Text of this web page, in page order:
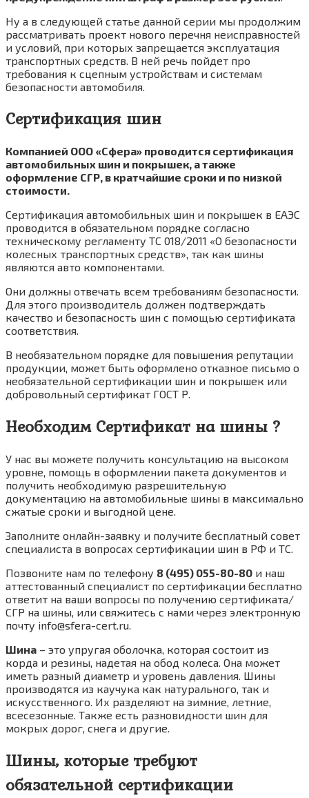
Ну а в следующей статье данной серии мы продолжим
рассматривать проект нового перечня неисправностей
и условий, при которых запрещается эксплуатация
транспортных средств. В ней речь пойдет про
требования к сцепным устройствам и системам
безопасности автомобиля.
Сертификация шин
Компанией ООО «Сфера» проводится сертификация
автомобильных шин и покрышек, а также
оформление СГР, в кратчайшие сроки и по низкой
стоимости.
Сертификация автомобильных шин и покрышек в ЕАЭС
проводится в обязательном порядке согласно
техническому регламенту ТС 018/2011 «О безопасности
колесных транспортных средств», так как шины
являются авто компонентами.
Они должны отвечать всем требованиям безопасности.
Для этого производитель должен подтверждать
качество и безопасность шин с помощью сертификата
соответствия.
В необязательном порядке для повышения репутации
продукции, может быть оформлено отказное письмо о
необязательной сертификации шин и покрышек или
добровольный сертификат ГОСТ Р.
Необходим Сертификат на шины ?
У нас вы можете получить консультацию на высоком
уровне, помощь в оформлении пакета документов и
получить необходимую разрешительную
документацию на автомобильные шины в максимально
сжатые сроки и выгодной цене.
Заполните онлайн-заявку и получите бесплатный совет
специалиста в вопросах сертификации шин в РФ и ТС.
Позвоните нам по телефону 8 (495) 055-80-80 и наш
аттестованный специалист по сертификации бесплатно
ответит на ваши вопросы по получению сертификата/
СГР на шины, или свяжитесь с нами через электронную
почту info@sfera-cert.ru.
Шина – это упругая оболочка, которая состоит из
корда и резины, надетая на обод колеса. Она может
иметь разный диаметр и уровень давления. Шины
производятся из каучука как натурального, так и
искусственного. Их разделяют на зимние, летние,
всесезонные. Также есть разновидности шин для
мокрых дорог, снега и другие.
Шины, которые требуют
обязательной сертификации